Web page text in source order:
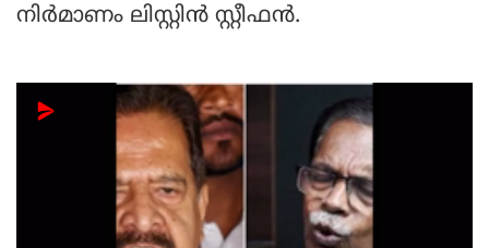
നിര്‍മാണം ലിസ്റ്റിന്‍ സ്റ്റീഫന്‍.